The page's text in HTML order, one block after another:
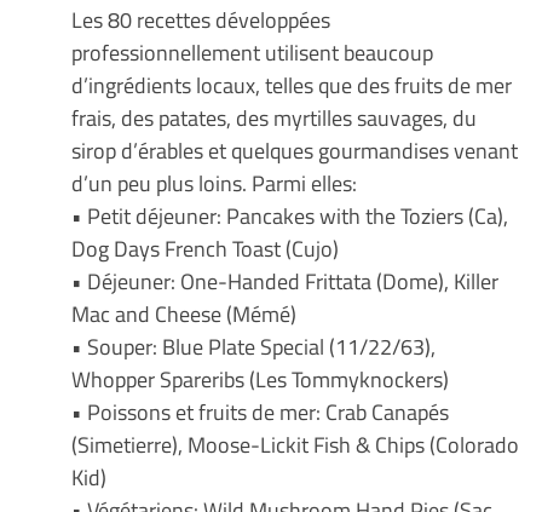
Les 80 recettes développées
professionnellement utilisent beaucoup
d’ingrédients locaux, telles que des fruits de mer
frais, des patates, des myrtilles sauvages, du
sirop d’érables et quelques gourmandises venant
d’un peu plus loins. Parmi elles:
• Petit déjeuner: Pancakes with the Toziers (Ca),
Dog Days French Toast (Cujo)
• Déjeuner: One-Handed Frittata (Dome), Killer
Mac and Cheese (Mémé)
• Souper: Blue Plate Special (11/22/63),
Whopper Spareribs (Les Tommyknockers)
• Poissons et fruits de mer: Crab Canapés
(Simetierre), Moose-Lickit Fish & Chips (Colorado
Kid)